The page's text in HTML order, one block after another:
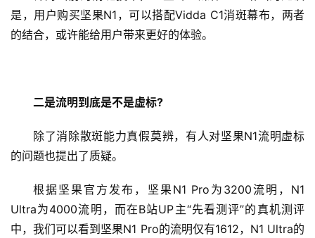
新
人
能
A
是，用户购买坚果N1，可以搭配Vidda C1消斑幕布，两者
的结合，或许能给用户带来更好的体验。
二是流明到底是不是虚标?
除了消除散斑能力真假莫辨，有人对坚果N1流明虚标
的问题也提出了质疑。
根据坚果官方发布，坚果N1 Pro为3200流明，N1
Ultra为4000流明，而在B站UP主“先看测评”的真机测评
中，我们可以看到坚果N1 Pro的流明仅有1612，N1 Ultra的